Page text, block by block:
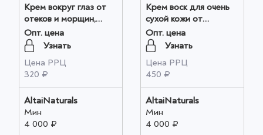
Крем вокруг глаз от
отеков и морщин,
Зеленый Алтай 50мл
оптом
Опт. цена
Узнать
Цена РРЦ
320 ₽
AltaiNaturals
Мин
4 000 ₽
Крем воск для очень
сухой кожи от
стянутости, сухости,
шелушения(шалфей/
мочевина) 50мл оптом
Опт. цена
Узнать
Цена РРЦ
450 ₽
AltaiNaturals
Мин
4 000 ₽